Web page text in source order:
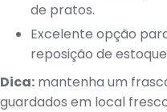
de pratos.
Excelente opção
reposição de
Dica: mantenha um
guardados em local